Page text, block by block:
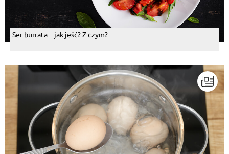
Ser burrata – jak jeść? Z czym?